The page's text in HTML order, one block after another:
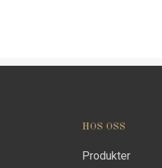
HOS OSS
Produkter